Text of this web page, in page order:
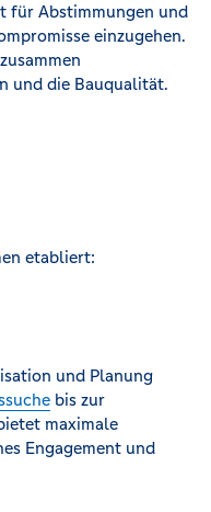
für Abstimmungen und
einzugehen.
und die Bauqualität.
etabliert:
und Planung
bis zur
maximale
Engagement und